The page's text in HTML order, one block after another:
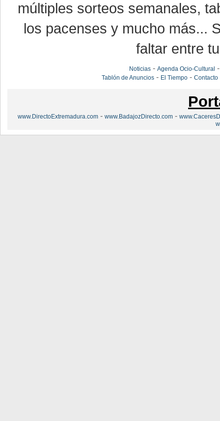
múltiples sorteos semanales,
los pacenses y mucho más...
faltar entre
Noticias -Agenda Ocio-Cultural
Tablón de Anuncios - El Tiempo -Contacto
www.DirectoExtremadura.com - www.BadajozDirecto.com -